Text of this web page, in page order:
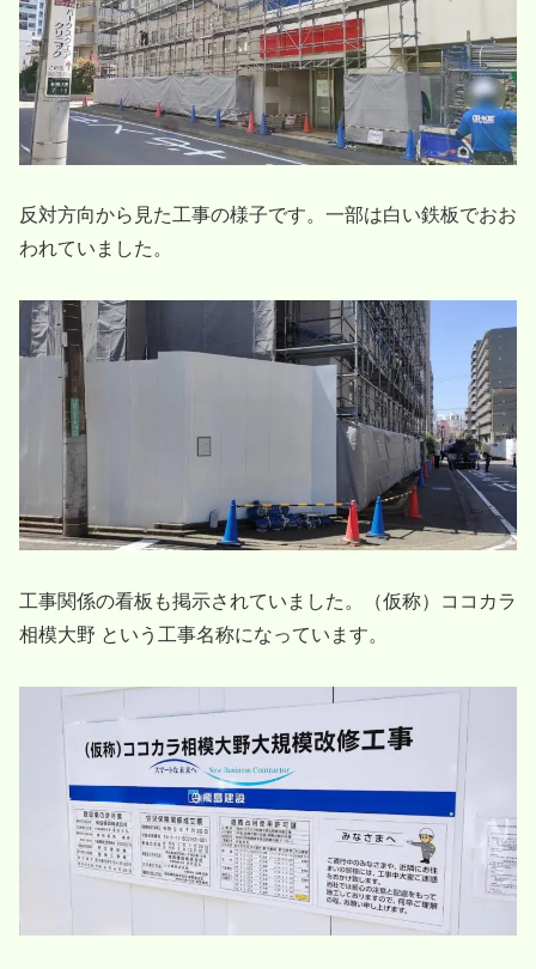
反対方向から見た工事の様子です。一部は白い鉄板でおお
われていました。
工事関係の看板も掲示されていました。（仮称）ココカラ
相模大野 という工事名称になっています。